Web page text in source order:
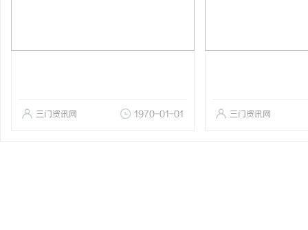
三门资讯网 1970-01-01 三门资讯网